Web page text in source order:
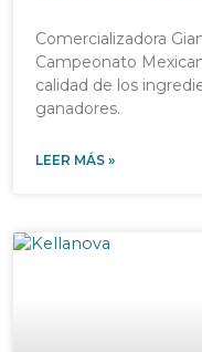
Comercializadora
Campeonato
calidad de los
ganadores.
LEER MÁS »